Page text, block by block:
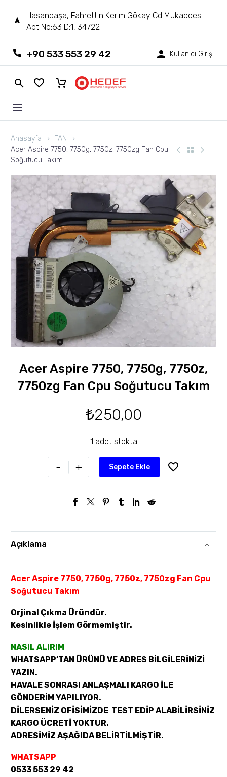
Hasanpaşa, Fahrettin Kerim Gökay Cd Mukaddes
Apt No:63 D:1, 34722
+90 533 553 29 42 Kullanıcı Girişi
Anasayfa
FAN
Acer Aspire 7750, 7750g, 7750z, 7750zg Fan Cpu
Soğutucu Takım
Acer Aspire 7750, 7750g, 7750z,
7750zg Fan Cpu Soğutucu Takım
₺250,00
1 adet stokta
- + Sepete Ekle
Açıklama
Acer Aspire 7750, 7750g, 7750z, 7750zg Fan Cpu
Soğutucu Takım
Orjinal Çıkma Üründür.
Kesinlikle İşlem Görmemiştir.
NASIL ALIRIM
WHATSAPP’TAN ÜRÜNÜ VE ADRES BİLGİLERİNİZİ
YAZIN.
HAVALE SONRASI ANLAŞMALI KARGO İLE
GÖNDERİM YAPILIYOR.
DİLERSENİZ OFİSİMİZDE TEST EDİP ALABİLİRSİNİZ
KARGO ÜCRETİ YOKTUR.
ADRESİMİZ AŞAĞIDA BELİRTİLMİŞTİR.
WHATSAPP
0533 553 29 42